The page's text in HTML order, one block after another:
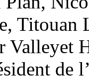
Titouan
de